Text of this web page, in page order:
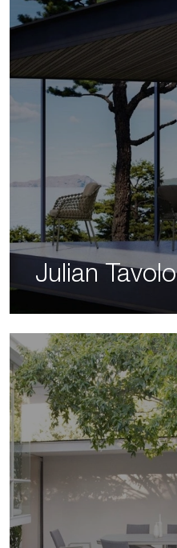
Julian Tavolo